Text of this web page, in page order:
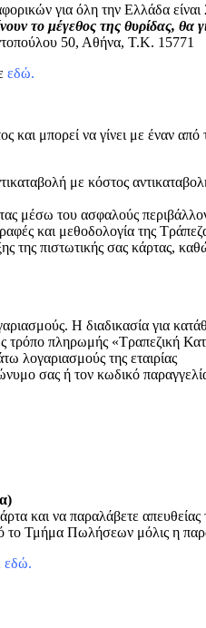
για όλη την Ελλάδα
το μέγεθος της θυρίδας, θα
50, Αθήνα, Τ.Κ. 15771
εδώ.
και μπορεί να γίνει με έναν
με κόστος
μέσω του ασφαλούς
και μεθοδολογία της
της πιστωτικής σας κάρτας,
Η διαδικασία για
τρόπο πληρωμής «Τραπεζική
λογαριασμούς της εταιρίας
σας ή τον κωδικό
και να παραλάβετε
Τμήμα Πωλήσεων μόλις η
εδώ.